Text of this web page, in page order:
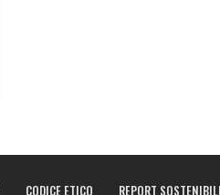
CODICE ETICO REPORT